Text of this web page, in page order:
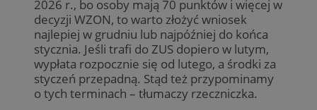
2026 r., bo osoby mają 70 punktów i więcej w
decyzji WZON, to warto złożyć wniosek
najlepiej w grudniu lub najpóźniej do końca
stycznia. Jeśli trafi do ZUS dopiero w lutym,
wypłata rozpocznie się od lutego, a środki za
styczeń przepadną. Stąd też przypominamy
o tych terminach – tłumaczy rzeczniczka.